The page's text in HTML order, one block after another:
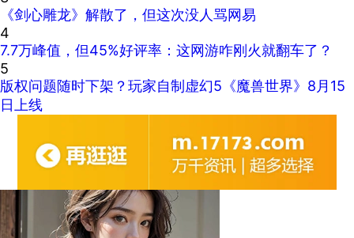
《剑心雕龙》解散了，但这次没人骂网易
4
7.7万峰值，但45%好评率：这网游咋刚火就翻车了？
5
版权问题随时下架？玩家自制虚幻5《魔兽世界》8月15
日上线